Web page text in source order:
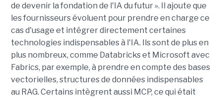
de devenir la fondation de l'IA du futur ». Il ajoute que
les fournisseurs évoluent pour prendre en charge ce
cas d'usage et intégrer directement certaines
technologies indispensables à l'IA. Ils sont de plus en
plus nombreux, comme Databricks et Microsoft avec
Fabrics, par exemple, à prendre en compte des bases
vectorielles, structures de données indispensables
au RAG. Certains intègrent aussi MCP, ce qui était